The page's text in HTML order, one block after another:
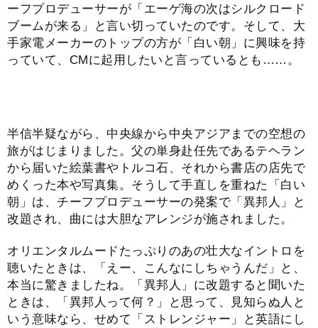
ーフプロデューサーが「エーゲ海の次はシルクロード
ブームが来る」と言い切っていたのです。そして、大
手家電メーカーのトップの方が「白い朝」に興味を持
っていて、CMに起用したいと言っているとも……。
半信半疑ながら、中央線から中央アジアまでの空想の
旅がはじまりました。父の単身赴任先であるテヘラン
から届いた絵葉書やトルコ石、それから書店の店先で
めくった本や写真集。そうして手直しを重ねた「白い
朝」は、チーフプロデューサーの発案で「異邦人」と
改題され、曲には大胆なアレンジが施されました。
オリエンタルムードたっぷりのあの壮大なイントロを
聴いたときは、「えー、こんなにしちゃうんだ」と、
本当に驚きましたね。「異邦人」に改題すると聞いた
ときは、「異邦人って何？」と思って、見知らぬ人と
いう意味なら、せめて「ストレンジャー」と英語にし